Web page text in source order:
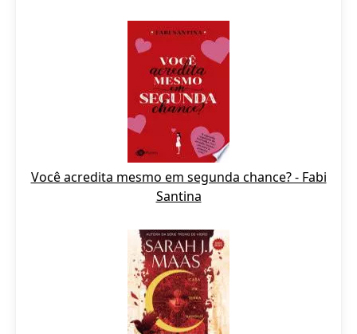
Você acredita mesmo em segunda chance? - Fabi
Santina